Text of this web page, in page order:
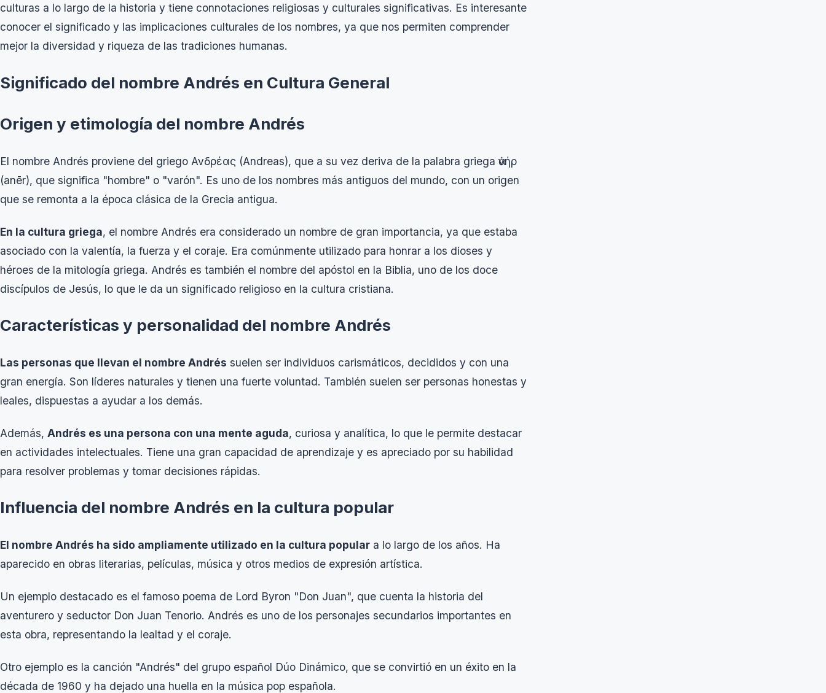
culturas a lo largo de la historia y tiene connotaciones religiosas y culturales significativas. Es interesante
conocer el significado y las implicaciones culturales de los nombres, ya que nos permiten comprender
mejor la diversidad y riqueza de las tradiciones humanas.
Significado del nombre Andrés en Cultura General
Origen y etimología del nombre Andrés
El nombre Andrés proviene del griego Ανδρέας (Andreas), que a su vez deriva de la palabra griega ἀνήρ
(anēr), que significa "hombre" o "varón". Es uno de los nombres más antiguos del mundo, con un origen
que se remonta a la época clásica de la Grecia antigua.
En la cultura griega, el nombre Andrés era considerado un nombre de gran importancia, ya que estaba
asociado con la valentía, la fuerza y el coraje. Era comúnmente utilizado para honrar a los dioses y
héroes de la mitología griega. Andrés es también el nombre del apóstol en la Biblia, uno de los doce
discípulos de Jesús, lo que le da un significado religioso en la cultura cristiana.
Características y personalidad del nombre Andrés
Las personas que llevan el nombre Andrés suelen ser individuos carismáticos, decididos y con una
gran energía. Son líderes naturales y tienen una fuerte voluntad. También suelen ser personas honestas y
leales, dispuestas a ayudar a los demás.
Además, Andrés es una persona con una mente aguda, curiosa y analítica, lo que le permite destacar
en actividades intelectuales. Tiene una gran capacidad de aprendizaje y es apreciado por su habilidad
para resolver problemas y tomar decisiones rápidas.
Influencia del nombre Andrés en la cultura popular
El nombre Andrés ha sido ampliamente utilizado en la cultura popular a lo largo de los años. Ha
aparecido en obras literarias, películas, música y otros medios de expresión artística.
Un ejemplo destacado es el famoso poema de Lord Byron "Don Juan", que cuenta la historia del
aventurero y seductor Don Juan Tenorio. Andrés es uno de los personajes secundarios importantes en
esta obra, representando la lealtad y el coraje.
Otro ejemplo es la canción "Andrés" del grupo español Dúo Dinámico, que se convirtió en un éxito en la
década de 1960 y ha dejado una huella en la música pop española.